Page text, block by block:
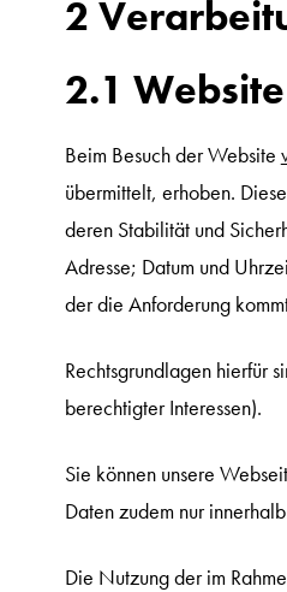
2
2.1 Website
Beim Besuch der Website
übermittelt, erhoben.
deren Stabilität und
Adresse; Datum und
der die Anforderung
Rechtsgrundlagen hierfür
berechtigter Interessen).
Sie können unsere
Daten zudem nur
Die Nutzung der im